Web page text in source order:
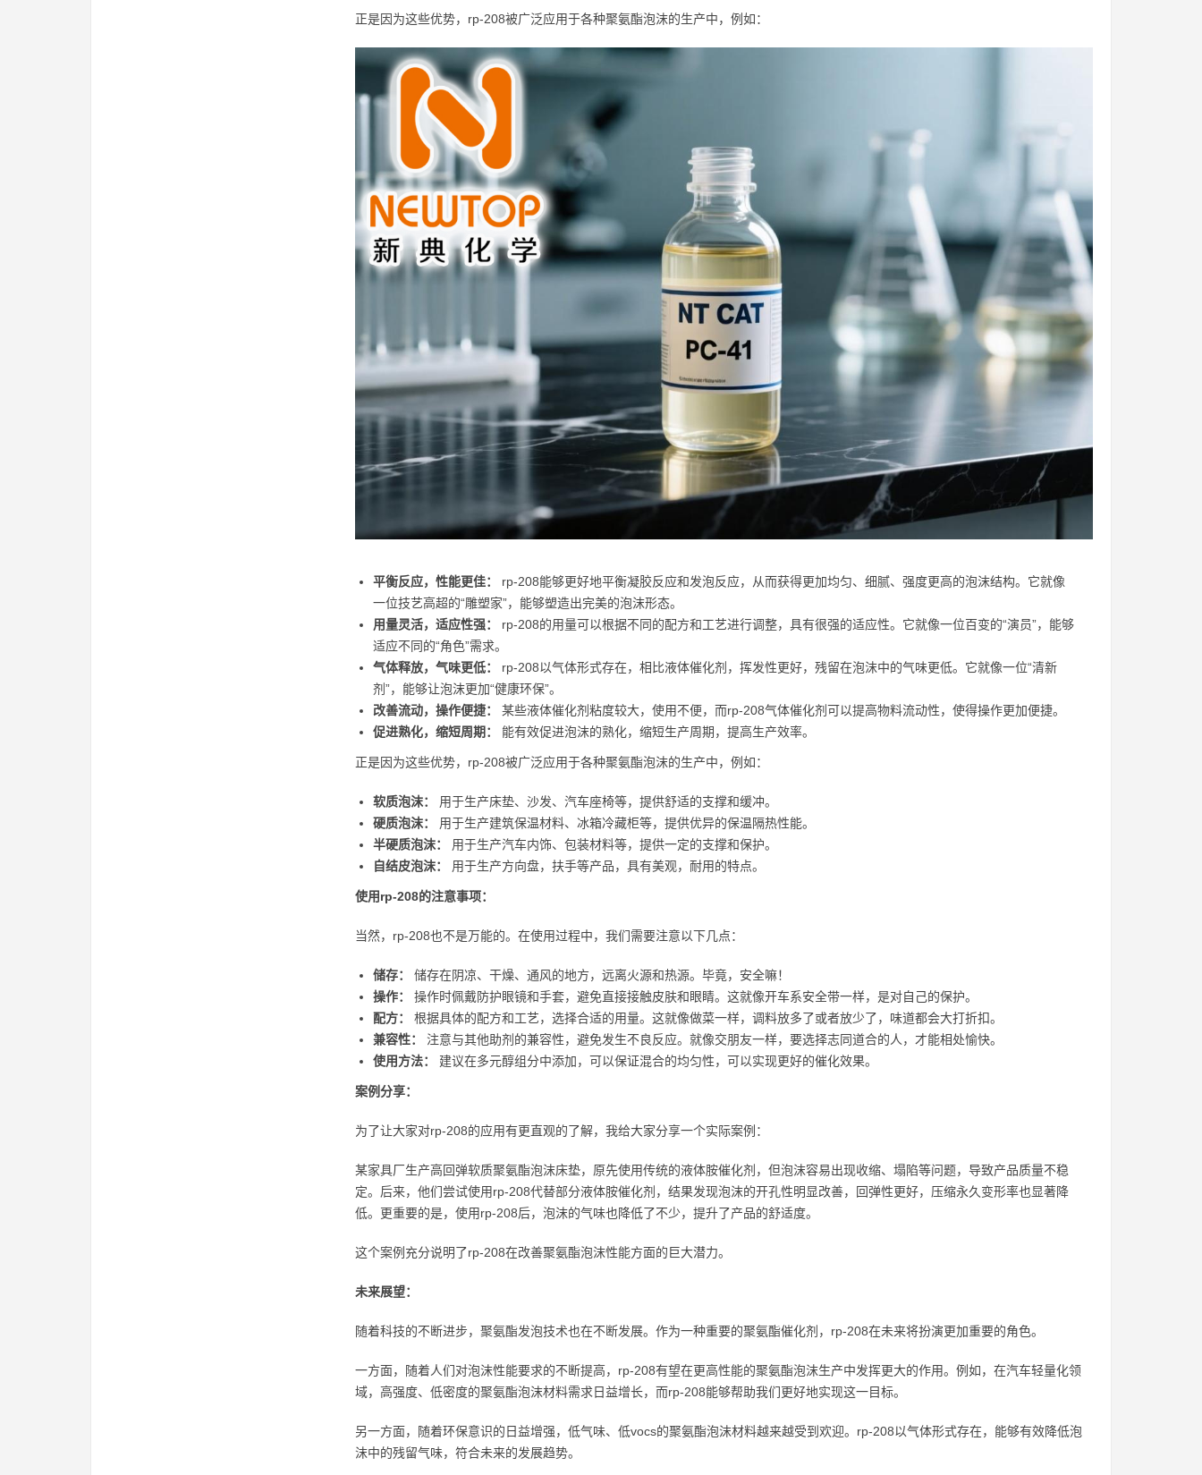
正是因为这些优势，rp-208被广泛应用于各种聚氨酯泡沫的生产中，例如：
平衡反应，性能更佳：
rp-208能够更好地平衡凝胶反应和发泡反应，从而获得更加均匀、细腻、强度更高的泡沫结构。它就像
一位技艺高超的“雕塑家”，能够塑造出完美的泡沫形态。
用量灵活，适应性强：
rp-208的用量可以根据不同的配方和工艺进行调整，具有很强的适应性。它就像一位百变的“演员”，能够
适应不同的“角色”需求。
气体释放，气味更低：
rp-208以气体形式存在，相比液体催化剂，挥发性更好，残留在泡沫中的气味更低。它就像一位“清新
剂”，能够让泡沫更加“健康环保”。
改善流动，操作便捷：
某些液体催化剂粘度较大，使用不便，而rp-208气体催化剂可以提高物料流动性，使得操作更加便捷。
促进熟化，缩短周期：
能有效促进泡沫的熟化，缩短生产周期，提高生产效率。
正是因为这些优势，rp-208被广泛应用于各种聚氨酯泡沫的生产中，例如：
软质泡沫：
用于生产床垫、沙发、汽车座椅等，提供舒适的支撑和缓冲。
硬质泡沫：
用于生产建筑保温材料、冰箱冷藏柜等，提供优异的保温隔热性能。
半硬质泡沫：
用于生产汽车内饰、包装材料等，提供一定的支撑和保护。
自结皮泡沫：
用于生产方向盘，扶手等产品，具有美观，耐用的特点。
使用rp-208的注意事项：
当然，rp-208也不是万能的。在使用过程中，我们需要注意以下几点：
储存：
储存在阴凉、干燥、通风的地方，远离火源和热源。毕竟，安全嘛！
操作：
操作时佩戴防护眼镜和手套，避免直接接触皮肤和眼睛。这就像开车系安全带一样，是对自己的保护。
配方：
根据具体的配方和工艺，选择合适的用量。这就像做菜一样，调料放多了或者放少了，味道都会大打折扣。
兼容性：
注意与其他助剂的兼容性，避免发生不良反应。就像交朋友一样，要选择志同道合的人，才能相处愉快。
使用方法：
建议在多元醇组分中添加，可以保证混合的均匀性，可以实现更好的催化效果。
案例分享：
为了让大家对rp-208的应用有更直观的了解，我给大家分享一个实际案例：
某家具厂生产高回弹软质聚氨酯泡沫床垫，原先使用传统的液体胺催化剂，但泡沫容易出现收缩、塌陷等问题，导致产品质量不稳
定。后来，他们尝试使用rp-208代替部分液体胺催化剂，结果发现泡沫的开孔性明显改善，回弹性更好，压缩永久变形率也显著降
低。更重要的是，使用rp-208后，泡沫的气味也降低了不少，提升了产品的舒适度。
这个案例充分说明了rp-208在改善聚氨酯泡沫性能方面的巨大潜力。
未来展望：
随着科技的不断进步，聚氨酯发泡技术也在不断发展。作为一种重要的聚氨酯催化剂，rp-208在未来将扮演更加重要的角色。
一方面，随着人们对泡沫性能要求的不断提高，rp-208有望在更高性能的聚氨酯泡沫生产中发挥更大的作用。例如，在汽车轻量化领
域，高强度、低密度的聚氨酯泡沫材料需求日益增长，而rp-208能够帮助我们更好地实现这一目标。
另一方面，随着环保意识的日益增强，低气味、低vocs的聚氨酯泡沫材料越来越受到欢迎。rp-208以气体形式存在，能够有效降低泡
沫中的残留气味，符合未来的发展趋势。